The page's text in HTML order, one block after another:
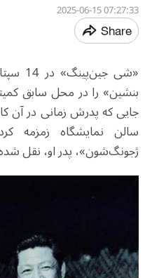
07:27:33 2025-06-15
Share
بنشین» را در محل سابق
جایی که پدرش زمانی در آن
سالن نمایشگاه زمزمه
ژجونگ‌شون»، پدر او، نقل